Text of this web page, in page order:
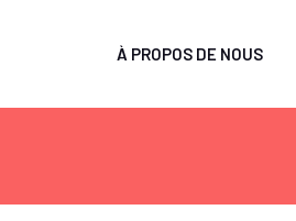
À PROPOS DE NOUS